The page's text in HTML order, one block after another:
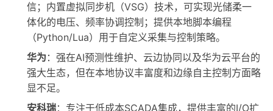
信；内置虚拟同步机（VSG）技术，可实现光储柔一
体化的电压、频率协调控制；提供本地脚本编程
（Python/Lua）用于自定义采集与控制策略。
华为 ：强在AI预测性维护、云边协同以及华为云平台的
强大生态，但在本地协议丰富度和边缘自主控制方面略
显不足。
安科瑞：专注于低成本SCADA集成，提供丰富的I/O扩